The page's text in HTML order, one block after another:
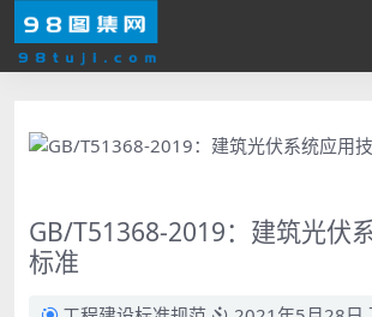
GB/T51368-2019：建筑光伏
标准